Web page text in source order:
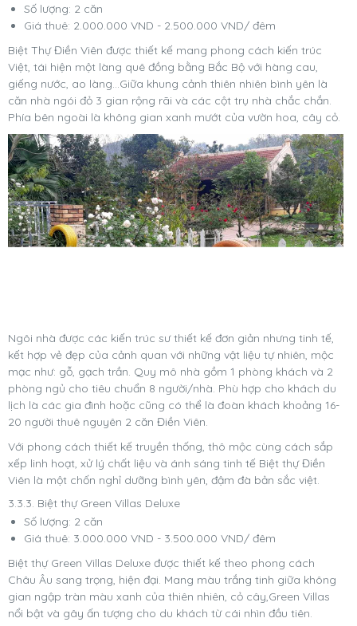
Số lượng: 2 căn
Giá thuê: 2.000.000 VND - 2.500.000 VND/ đêm
Biệt Thự Điền Viên được thiết kế mang phong cách kiến trúc
Việt, tái hiện một làng quê đồng bằng Bắc Bộ với hàng cau,
giếng nước, ao làng…Giữa khung cảnh thiên nhiên bình yên là
căn nhà ngói đỏ 3 gian rộng rãi và các cột trụ nhà chắc chắn.
Phía bên ngoài là không gian xanh mướt của vườn hoa, cây cỏ.
Ngôi nhà được các kiến trúc sư thiết kế đơn giản nhưng tinh tế,
kết hợp vẻ đẹp của cảnh quan với những vật liệu tự nhiên, mộc
mạc như: gỗ, gạch trần. Quy mô nhà gồm 1 phòng khách và 2
phòng ngủ cho tiêu chuẩn 8 người/nhà. Phù hợp cho khách du
lịch là các gia đình hoặc cũng có thể là đoàn khách khoảng 16-
20 người thuê nguyên 2 căn Điền Viên.
Với phong cách thiết kế truyền thống, thô mộc cùng cách sắp
xếp linh hoạt, xử lý chất liệu và ánh sáng tinh tế Biệt thự Điền
Viên là một chốn nghỉ dưỡng bình yên, đậm đà bản sắc việt.
3.3.3. Biệt thự Green Villas Deluxe
Số lượng: 2 căn
Giá thuê: 3.000.000 VND - 3.500.000 VND/ đêm
Biệt thự Green Villas Deluxe được thiết kế theo phong cách
Châu Âu sang trọng, hiện đại. Mang màu trắng tinh giữa không
gian ngập tràn màu xanh của thiên nhiên, cỏ cây,Green Villas
nổi bật và gây ấn tượng cho du khách từ cái nhìn đầu tiên.